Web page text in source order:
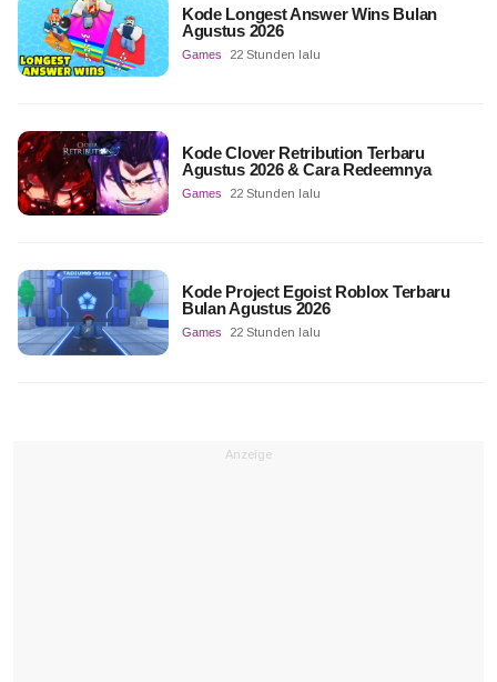
Kode Longest Answer Wins Bulan
Agustus 2026
Games 22 Stunden lalu
Kode Clover Retribution Terbaru
Agustus 2026 & Cara Redeemnya
Games 22 Stunden lalu
Kode Project Egoist Roblox Terbaru
Bulan Agustus 2026
Games 22 Stunden lalu
Anzeige